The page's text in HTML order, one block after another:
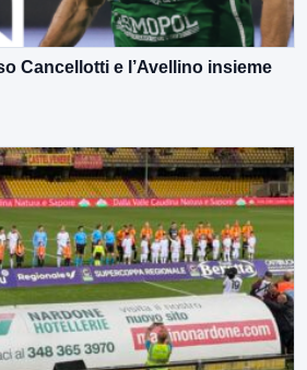
Cancellotti e l’Avellino insieme